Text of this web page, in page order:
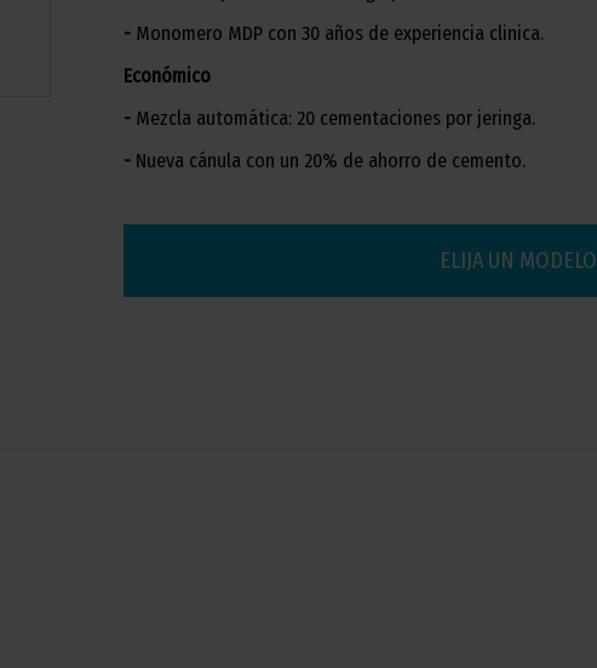
- Monomero MDP con 30 años de experiencia clinica.
Económico
- Mezcla automática: 20 cementaciones por jeringa.
- Nueva cánula con un 20% de ahorro de cemento.
ELIJA UN MODELO